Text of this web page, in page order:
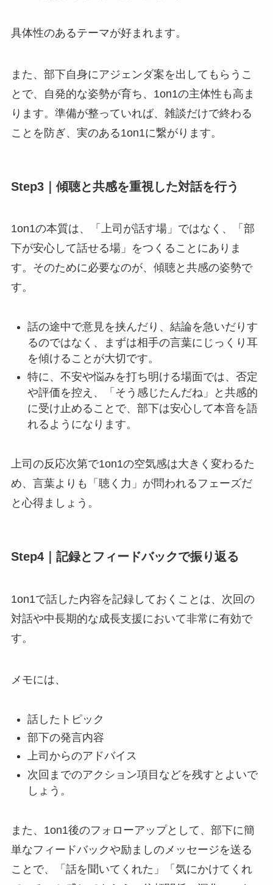
具体性のあるテーマが好まれます。
また、部下自身にアジェンダ案を出してもらうこ
とで、自発的な姿勢が育ち、1on1の主体性も高ま
ります。準備が整っていれば、雑談だけで終わる
ことを防ぎ、実のある1on1に繋がります。
Step3｜傾聴と共感を重視した対話を行う
1on1の本質は、「上司が話す場」ではなく、「部
下が安心して話せる場」をつくることにありま
す。そのために必要なのが、傾聴と共感の姿勢で
す。
話の途中で意見を挟んだり、結論を急いだりす
るのではなく、まずは相手の言葉にじっくり耳
を傾けることが大切です。
特に、不安や悩みを打ち明ける場面では、否定
や評価を控え、「そう感じたんだね」と共感的
に受け止めることで、部下は安心して本音を語
れるようになります。
上司の反応次第で1on1の空気感は大きく変わるた
め、言葉よりも「聴く力」が問われるフェーズだ
と心得ましょう。
Step4｜記録とフィードバックで振り返る
1on1で話した内容を記録しておくことは、次回の
対話や中長期的な成長支援において非常に有効で
す。
メモには、
話したトピック
部下の発言内容
上司からのアドバイス
次回までのアクション項目などを残すとよいで
しょう。
また、1on1後のフォローアップとして、部下に簡
単なフィードバックや励ましのメッセージを送る
ことで、「話を聞いてくれた」「気にかけてくれ